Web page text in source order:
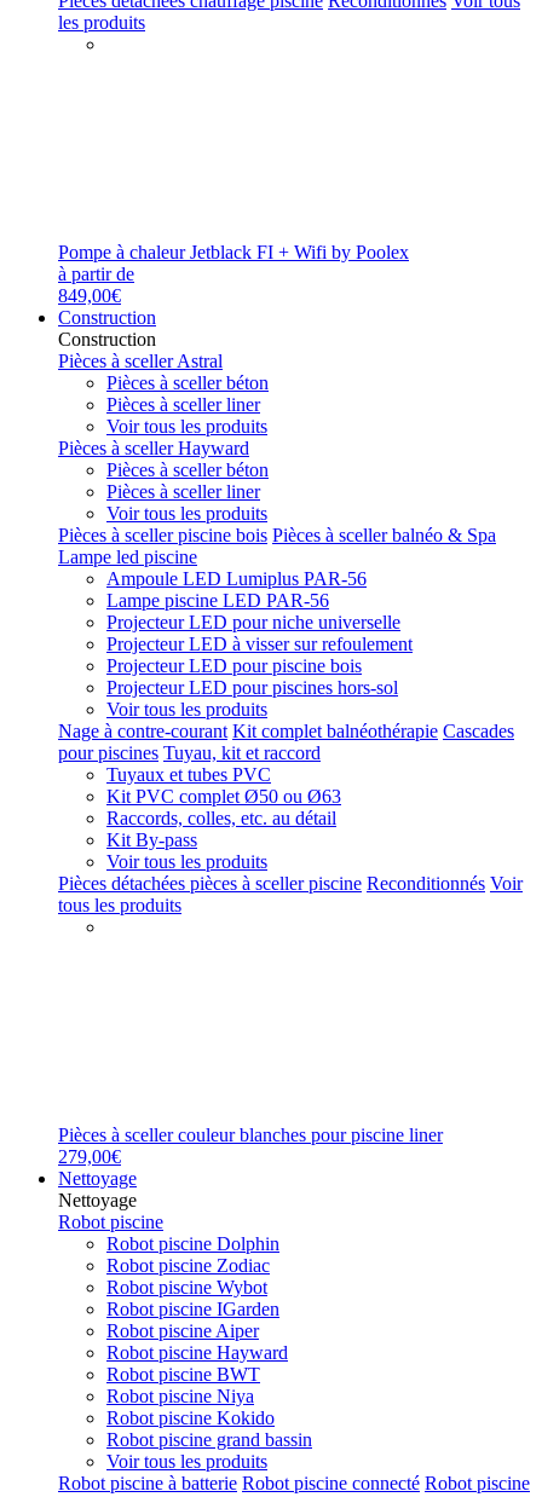
les produits
Pompe à chaleur Jetblack FI + Wifi by Poolex
à partir de
849,00€
Construction
Construction
Pièces à sceller Astral
Pièces à sceller béton
Pièces à sceller liner
Voir tous les produits
Pièces à sceller Hayward
Pièces à sceller béton
Pièces à sceller liner
Voir tous les produits
Pièces à sceller piscine bois Pièces à sceller balnéo & Spa
Lampe led piscine
Ampoule LED Lumiplus PAR-56
Lampe piscine LED PAR-56
Projecteur LED pour niche universelle
Projecteur LED à visser sur refoulement
Projecteur LED pour piscine bois
Projecteur LED pour piscines hors-sol
Voir tous les produits
Nage à contre-courant Kit complet balnéothérapie Cascades
pour piscines Tuyau, kit et raccord
Tuyaux et tubes PVC
Kit PVC complet Ø50 ou Ø63
Raccords, colles, etc. au détail
Kit By-pass
Voir tous les produits
Pièces détachées pièces à sceller piscine Reconditionnés Voir
tous les produits
Pièces à sceller couleur blanches pour piscine liner
279,00€
Nettoyage
Nettoyage
Robot piscine
Robot piscine Dolphin
Robot piscine Zodiac
Robot piscine Wybot
Robot piscine IGarden
Robot piscine Aiper
Robot piscine Hayward
Robot piscine BWT
Robot piscine Niya
Robot piscine Kokido
Robot piscine grand bassin
Voir tous les produits
Robot piscine à batterie Robot piscine connecté Robot piscine